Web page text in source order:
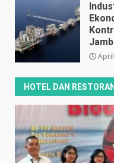
HOTEL DAN RESTORAN